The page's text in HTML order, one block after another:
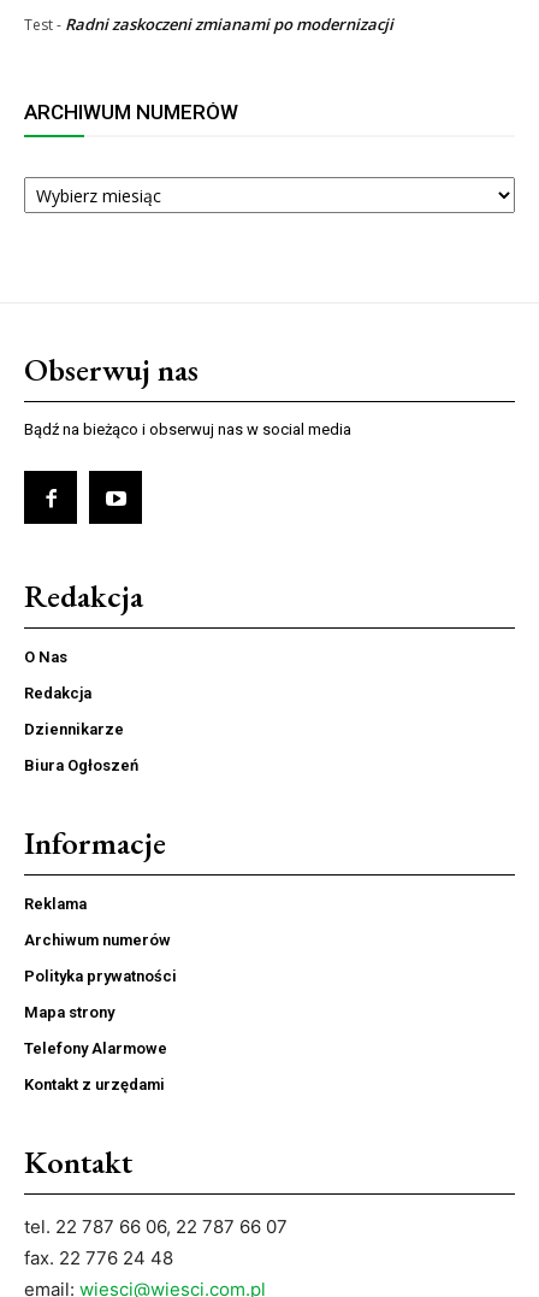
Test- Radni zaskoczeni zmianami po modernizacji
ARCHIWUM NUMERÓW
ARCHIWUM
NUMERÓW
Obserwuj nas
Bądź na bieżąco i obserwuj nas w social media
Redakcja
O Nas
Redakcja
Dziennikarze
Biura Ogłoszeń
Informacje
Reklama
Archiwum numerów
Polityka prywatności
Mapa strony
Telefony Alarmowe
Kontakt z urzędami
Kontakt
tel. 22 787 66 06, 22 787 66 07
fax. 22 776 24 48
email: wiesci@wiesci.com.pl